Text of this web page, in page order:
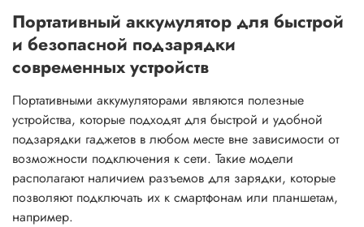
Портативный аккумулятор для быстрой
и безопасной подзарядки
современных устройств
Портативными аккумуляторами являются полезные
устройства, которые подходят для быстрой и удобной
подзарядки гаджетов в любом месте вне зависимости от
возможности подключения к сети. Такие модели
располагают наличием разъемов для зарядки, которые
позволяют подключать их к смартфонам или планшетам,
например.